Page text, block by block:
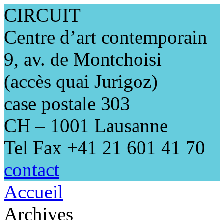
CIRCUIT
Centre d’art contemporain
9, av. de Montchoisi
(accès quai Jurigoz)
case postale 303
CH – 1001 Lausanne
Tel Fax +41 21 601 41 70
contact
Accueil
Archives